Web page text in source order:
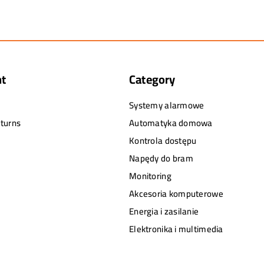
Category
Systemy alarmowe
Automatyka domowa
Kontrola dostępu
Napędy do bram
Monitoring
Akcesoria komputerowe
Energia i zasilanie
Elektronika i multimedia